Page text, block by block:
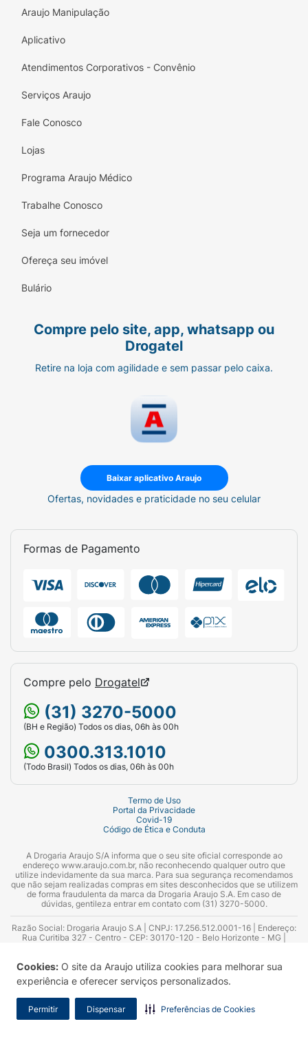
Cookies: O site da Araujo utiliza cookies para melhorar sua
experiência e oferecer serviços personalizados.
Permitir Dispensar Preferências de Cookies
Araujo Manipulação
Aplicativo
Atendimentos Corporativos - Convênio
Serviços Araujo
Fale Conosco
Lojas
Programa Araujo Médico
Trabalhe Conosco
Seja um fornecedor
Ofereça seu imóvel
Bulário
Compre pelo site, app, whatsapp ou
Drogatel
Retire na loja com agilidade e sem passar pelo caixa.
Baixar aplicativo Araujo
Ofertas, novidades e praticidade no seu celular
Formas de Pagamento
Compre pelo Drogatel
(31) 3270-5000
(BH e Região) Todos os dias, 06h às 00h
0300.313.1010
(Todo Brasil) Todos os dias, 06h às 00h
Termo de Uso
Portal da Privacidade
Covid-19
Código de Ética e Conduta
A Drogaria Araujo S/A informa que o seu site oficial corresponde ao
endereço www.araujo.com.br, não reconhecendo qualquer outro que
utilize indevidamente da sua marca. Para sua segurança recomendamos
que não sejam realizadas compras em sites desconhecidos que se utilizem
de forma fraudulenta da marca da Drogaria Araujo S.A. Em caso de
dúvidas, gentileza entrar em contato com (31) 3270-5000.
Razão Social: Drogaria Araujo S.A | CNPJ: 17.256.512.0001-16 | Endereço:
Rua Curitiba 327 - Centro - CEP: 30170-120 - Belo Horizonte - MG |
Azevedo Guimarães – CRF 10.965 | Yasmin Silva Alvarenga – CRF 52.584 -
Consultor substituto: Thiago Aguiar Pinheiro - CRF Nº 13.748. Alvará
Sanitário: 2025020713 | Autorização de Funcionamento da Empresa (AFE):